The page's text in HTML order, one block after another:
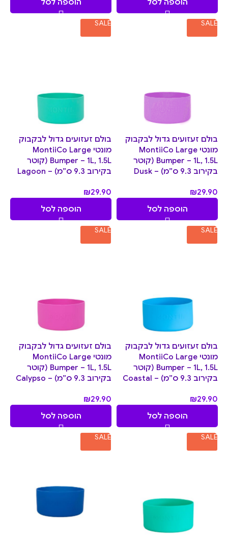
SALE
בולם זעזועים גדול לבקבוק
מונטי MontiiCo Large
Bumper – 1L, 1.5L (קוטר
בקירוב 9.3 ס”מ) – Dusk
₪29.90
הוספה לסל
SALE
בולם זעזועים גדול לבקבוק
מונטי MontiiCo Large
Bumper – 1L, 1.5L (קוטר
בקירוב 9.3 ס”מ) – Lagoon
₪29.90
הוספה לסל
SALE
בולם זעזועים גדול לבקבוק
מונטי MontiiCo Large
Bumper – 1L, 1.5L (קוטר
בקירוב 9.3 ס”מ) – Coastal
₪29.90
הוספה לסל
SALE
בולם זעזועים גדול לבקבוק
מונטי MontiiCo Large
Bumper – 1L, 1.5L (קוטר
בקירוב 9.3 ס”מ) – Calypso
₪29.90
הוספה לסל
SALE
SALE